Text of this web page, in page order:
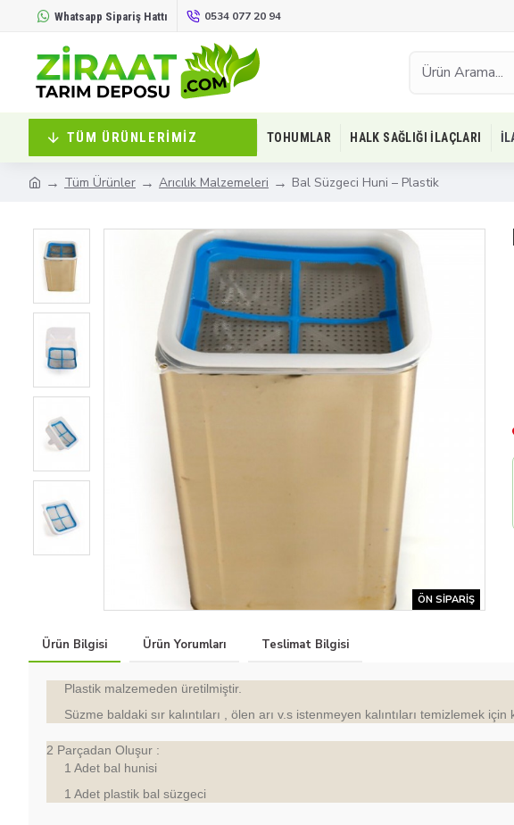
Whatsapp Sipariş Hattı 0534 077 20 94
TÜM ÜRÜNLERIMIZ TOHUMLAR HALK SAĞLIĞI İLAÇLARI
Tüm Ürünler Arıcılık Malzemeleri Bal Süzgeci Huni – Plastik
ÖN SIPARIŞ
Ürün Bilgisi Ürün Yorumları Teslimat Bilgisi
Plastik malzemeden üretilmiştir.
Süzme baldaki sır kalıntıları , ölen arı v.s istenmeyen kalıntıları temizlemek için
2 Parçadan Oluşur :
1 Adet bal hunisi
1 Adet plastik bal süzgeci